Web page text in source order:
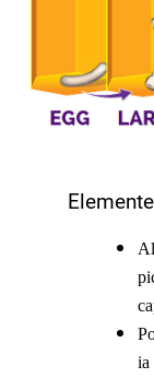
ia